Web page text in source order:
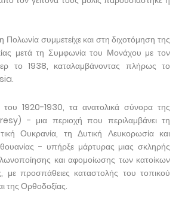
συμμετείχε και στη διχοτόμηση της
μετά τη Συμφωνία του Μονάχου με τον
το 1938, καταλαμβάνοντας πλήρως το
του 1920-1930, τα ανατολικά σύνορα της
- μια περιοχή που περιλαμβάνει τη
Ουκρανία, τη Δυτική Λευκορωσία και
- υπήρξε μάρτυρας μιας σκληρής
και αφομοίωσης των κατοίκων
με προσπάθειες καταστολής του τοπικού
της Ορθοδοξίας.